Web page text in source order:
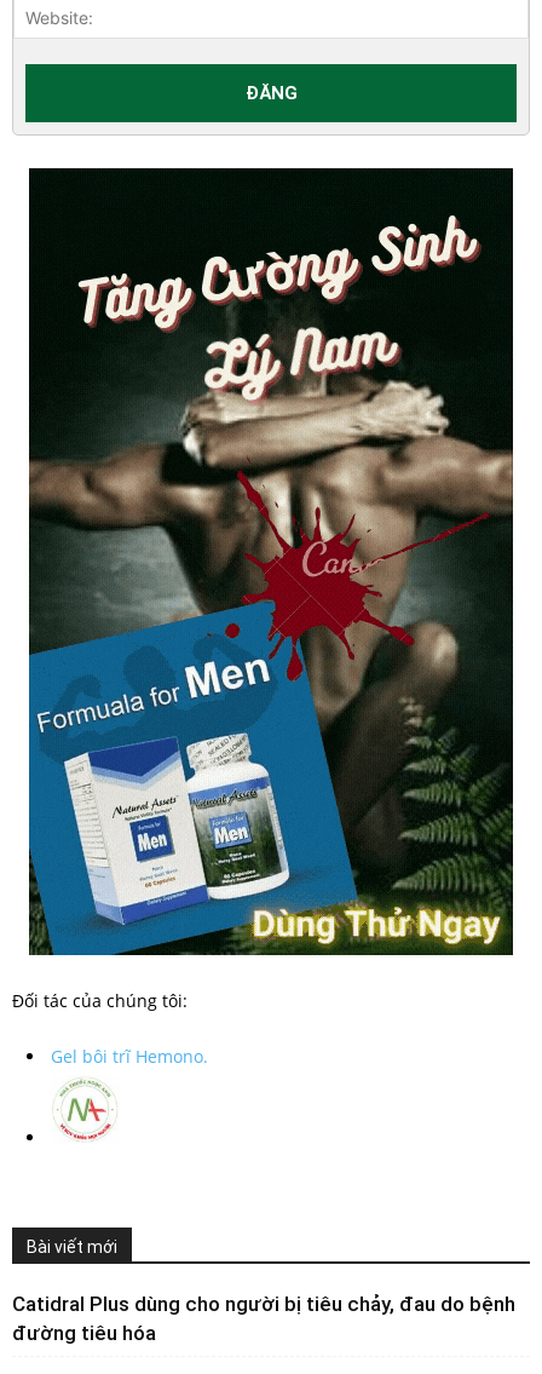
Đối tác của chúng tôi:
Gel bôi trĩ Hemono.
Bài viết mới
Catidral Plus dùng cho người bị tiêu chảy, đau do bệnh
đường tiêu hóa